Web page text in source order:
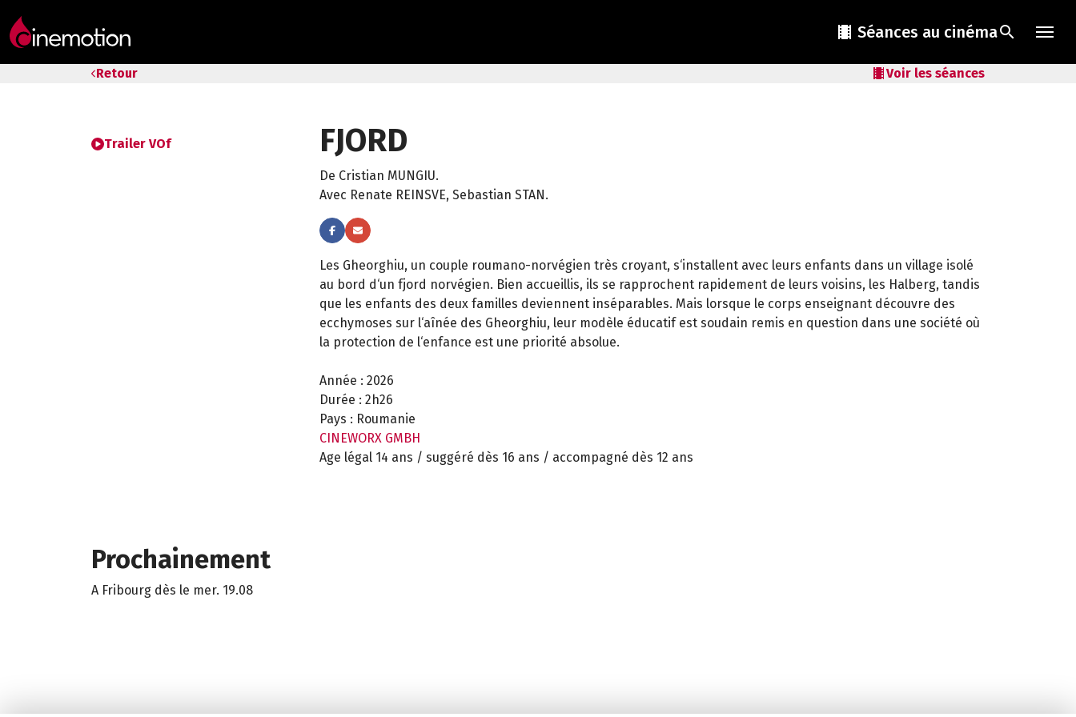
local_movies Séances au cinémasearch
Retour local_movies Voir les séances
Trailer VOf FJORD
De Cristian MUNGIU.
Avec Renate REINSVE, Sebastian STAN.
Les Gheorghiu, un couple roumano-norvégien très croyant, s‘installent avec leurs enfants dans un village isolé
au bord d‘un fjord norvégien. Bien accueillis, ils se rapprochent rapidement de leurs voisins, les Halberg, tandis
que les enfants des deux familles deviennent inséparables. Mais lorsque le corps enseignant découvre des
ecchymoses sur l‘aînée des Gheorghiu, leur modèle éducatif est soudain remis en question dans une société où
la protection de l‘enfance est une priorité absolue.
Année : 2026
Durée : 2h26
Pays : Roumanie
CINEWORX GMBH
Age légal 14 ans / suggéré dès 16 ans / accompagné dès 12 ans
Prochainement
A Fribourg dès le mer. 19.08
Bons cadeaux